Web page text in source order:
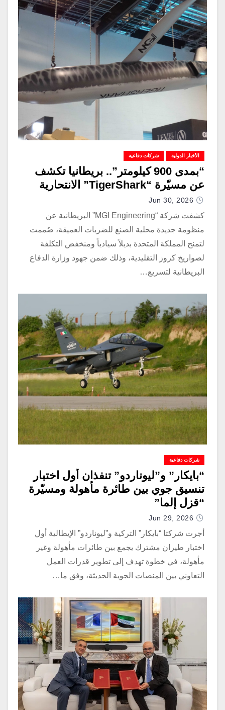
الأخبار الدولية شركات دفاعية
“بمدى 900 كيلومتر”.. بريطانيا تكشف
عن مسيّرة “TigerShark” الانتحارية
Jun 30, 2026
كشفت شركة “MGI Engineering” البريطانية عن
منظومة جديدة محلية الصنع للضربات العميقة، صُممت
لتمنح المملكة المتحدة بديلاً سيادياً ومنخفض التكلفة
لصواريخ كروز التقليدية، وذلك ضمن جهود وزارة الدفاع
البريطانية لتسريع…
شركات دفاعية
“بايكار” و”ليوناردو” تنفذان أول اختبار
تنسيق جوي بين طائرة مأهولة ومسيّرة
“قزل إلما”
Jun 29, 2026
أجرت شركتا “بايكار” التركية و”ليوناردو” الإيطالية أول
اختبار طيران مشترك يجمع بين طائرات مأهولة وغير
مأهولة، في خطوة تهدف إلى تطوير قدرات العمل
التعاوني بين المنصات الجوية الحديثة، وفق ما…